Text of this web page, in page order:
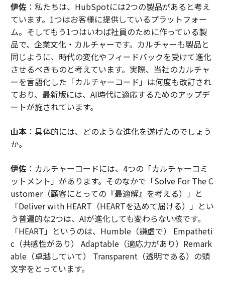
伊佐：私たちは、HubSpotには2つの製品があると考え
ています。1つはお客様に提供しているプラットフォー
ム。そしてもう1つはいわば社員のために作っている製
品で、企業文化・カルチャーです。カルチャーも製品と
同じように、時代の変化やフィードバックを受けて進化
させるべきものと考えています。実際、当社のカルチャ
ーを言語化した「カルチャーコード」は何度も改訂され
ており、最新版には、AI時代に適応するためのアップデ
ートが施されています。
山本：具体的には、どのような進化を遂げたのでしょう
か。
伊佐：カルチャーコードには、4つの「カルチャーコミ
ットメント」があります。そのなかで「Solve For The C
ustomer（顧客にとっての『最適解』を考える）」と
「Deliver with HEART（HEARTを込めて届ける）」とい
う普遍的な2つは、AIが進化しても変わらない核です。
「HEART」というのは、Humble（謙虚で） Empatheti
c（共感性があり） Adaptable（適応力があり）Remark
able（卓越していて） Transparent（透明である）の頭
文字をとっています。